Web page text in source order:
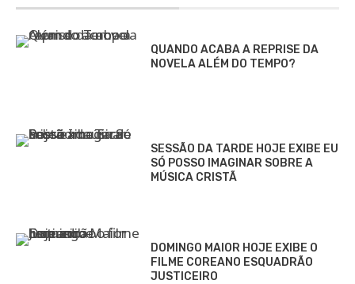
QUANDO ACABA A REPRISE DA
NOVELA ALÉM DO TEMPO?
SESSÃO DA TARDE HOJE EXIBE EU
SÓ POSSO IMAGINAR SOBRE A
MÚSICA CRISTÃ
DOMINGO MAIOR HOJE EXIBE O
FILME COREANO ESQUADRÃO
JUSTICEIRO